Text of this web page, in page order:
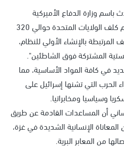
باسم وزارة الدفاع الأميركية
) إن بناء الرصيف العائم كلف الولايات المتحدة حوالي 320
بالإنشاء الأولي للنظام،
المشتركة فوق الشاطئين".
في كافة المواد الأساسية، مما
التي تشنها إسرائيل على
وسياسيا ومخابراتيا.
أن المساعدات القادمة عن طريق
الإنسانية الشديدة في غزة،
من المعابر البرية.